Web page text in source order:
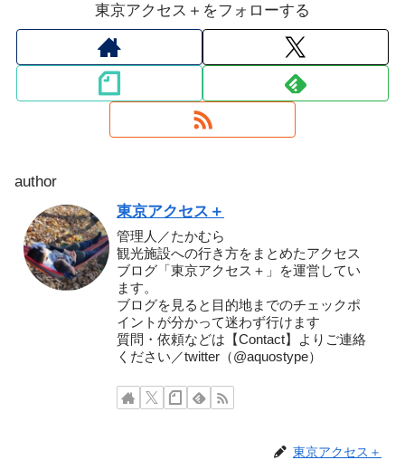
東京アクセス＋をフォローする
author
東京アクセス＋
管理人／たかむら
観光施設への行き方をまとめたアクセス
ブログ「東京アクセス＋」を運営してい
ます。
ブログを見ると目的地までのチェックポ
イントが分かって迷わず行けます
質問・依頼などは【Contact】よりご連絡
ください／twitter（@aquostype）
東京アクセス＋